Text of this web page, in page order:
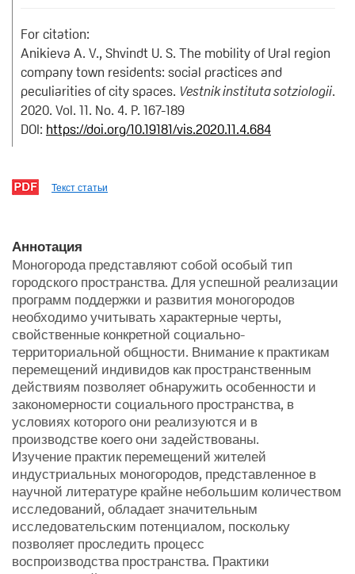
For citation:
Anikieva A. V., Shvindt U. S. The mobility of Ural region
company town residents: social practices and
peculiarities of city spaces. Vestnik instituta sotziologii.
2020. Vol. 11. No. 4. P. 167-189
DOI: https://doi.org/10.19181/vis.2020.11.4.684
Текст статьи
Аннотация
Моногорода представляют собой особый тип
городского пространства. Для успешной реализации
программ поддержки и развития моногородов
необходимо учитывать характерные черты,
свойственные конкретной социально-
территориальной общности. Внимание к практикам
перемещений индивидов как пространственным
действиям позволяет обнаружить особенности и
закономерности социального пространства, в
условиях которого они реализуются и в
производстве коего они задействованы.
Изучение практик перемещений жителей
индустриальных моногородов, представленное в
научной литературе крайне небольшим количеством
исследований, обладает значительным
исследовательским потенциалом, поскольку
позволяет проследить процесс
воспроизводства пространства. Практики